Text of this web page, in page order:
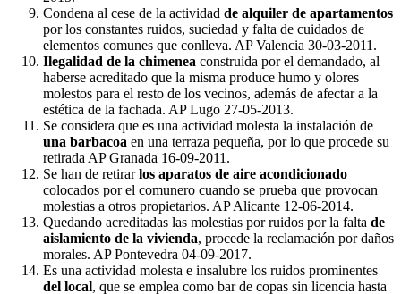
Condena al cese de la actividad de alquiler de apartamentos
por los constantes ruidos, suciedad y falta de cuidados de
elementos comunes que conlleva. AP Valencia 30-03-2011.
Ilegalidad de la chimenea construida por el demandado, al
haberse acreditado que la misma produce humo y olores
molestos para el resto de los vecinos, además de afectar a la
estética de la fachada. AP Lugo 27-05-2013.
Se considera que es una actividad molesta la instalación de
una barbacoa en una terraza pequeña, por lo que procede su
retirada AP Granada 16-09-2011.
Se han de retirarlos aparatos de aire acondicionado
colocados por el comunero cuando se prueba que provocan
molestias a otros propietarios. AP Alicante 12-06-2014.
Quedando acreditadas las molestias por ruidos por la falta de
aislamiento de la vivienda, procede la reclamación por daños
morales. AP Pontevedra 04-09-2017.
Es una actividad molesta e insalubre los ruidos prominentes
del local, que se emplea como bar de copas sin licencia hasta